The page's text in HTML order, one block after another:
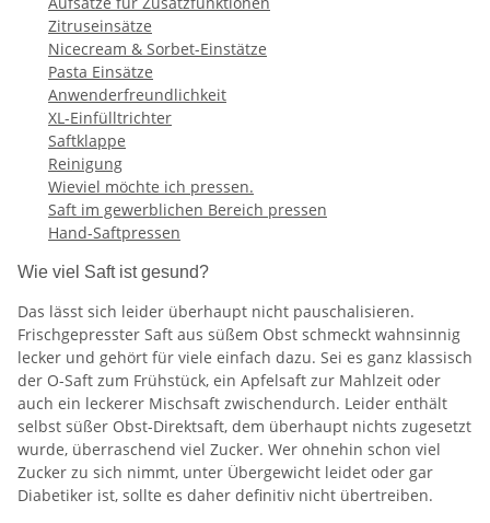
Zitruseinsätze
Nicecream & Sorbet-Einstätze
Pasta Einsätze
Anwenderfreundlichkeit
XL-Einfülltrichter
Saftklappe
Reinigung
Wieviel möchte ich pressen.
Saft im gewerblichen Bereich pressen
Hand-Saftpressen
Wie viel Saft ist gesund?
Das lässt sich leider überhaupt nicht pauschalisieren.
Frischgepresster Saft aus süßem Obst schmeckt wahnsinnig
lecker und gehört für viele einfach dazu. Sei es ganz klassisch
der O-Saft zum Frühstück, ein Apfelsaft zur Mahlzeit oder
auch ein leckerer Mischsaft zwischendurch. Leider enthält
selbst süßer Obst-Direktsaft, dem überhaupt nichts zugesetzt
wurde, überraschend viel Zucker. Wer ohnehin schon viel
Zucker zu sich nimmt, unter Übergewicht leidet oder gar
Diabetiker ist, sollte es daher definitiv nicht übertreiben.